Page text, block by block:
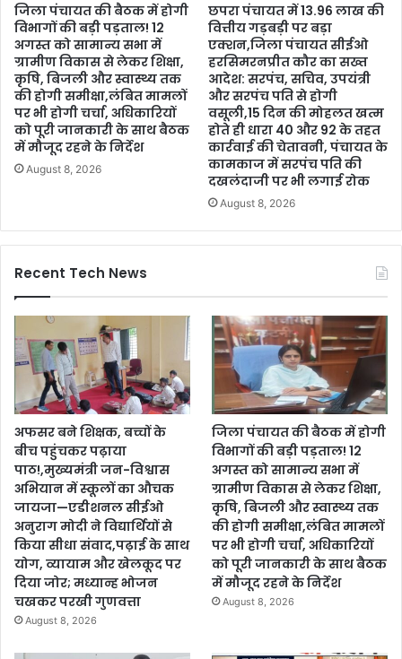
जिला पंचायत की बैठक में होगी
विभागों की बड़ी पड़ताल! 12
अगस्त को सामान्य सभा में
ग्रामीण विकास से लेकर शिक्षा,
कृषि, बिजली और स्वास्थ्य तक
की होगी समीक्षा,लंबित मामलों
पर भी होगी चर्चा, अधिकारियों
को पूरी जानकारी के साथ बैठक
में मौजूद रहने के निर्देश
August 8, 2026
छपरा पंचायत में 13.96 लाख की
वित्तीय गड़बड़ी पर बड़ा
एक्शन,जिला पंचायत सीईओ
हरसिमरनप्रीत कौर का सख्त
आदेश: सरपंच, सचिव, उपयंत्री
और सरपंच पति से होगी
वसूली,15 दिन की मोहलत खत्म
होते ही धारा 40 और 92 के तहत
कार्रवाई की चेतावनी, पंचायत के
कामकाज में सरपंच पति की
दखलंदाजी पर भी लगाई रोक
August 8, 2026
Recent Tech News
अफसर बने शिक्षक, बच्चों के
बीच पहुंचकर पढ़ाया
पाठ!,मुख्यमंत्री जन-विश्वास
अभियान में स्कूलों का औचक
जायजा—एडीशनल सीईओ
अनुराग मोदी ने विद्यार्थियों से
किया सीधा संवाद,पढ़ाई के साथ
योग, व्यायाम और खेलकूद पर
दिया जोर; मध्यान्ह भोजन
चखकर परखी गुणवत्ता
August 8, 2026
जिला पंचायत की बैठक में होगी
विभागों की बड़ी पड़ताल! 12
अगस्त को सामान्य सभा में
ग्रामीण विकास से लेकर शिक्षा,
कृषि, बिजली और स्वास्थ्य तक
की होगी समीक्षा,लंबित मामलों
पर भी होगी चर्चा, अधिकारियों
को पूरी जानकारी के साथ बैठक
में मौजूद रहने के निर्देश
August 8, 2026